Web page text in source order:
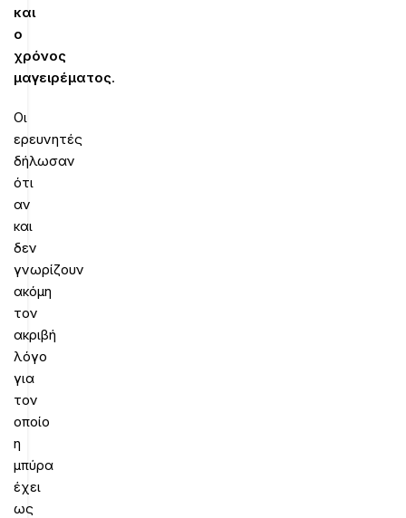
και
ο
χρόνος
μαγειρέματος.
Οι
ερευνητές
δήλωσαν
ότι
αν
και
δεν
γνωρίζουν
ακόμη
τον
ακριβή
λόγο
για
τον
οποίο
η
μπύρα
έχει
ως